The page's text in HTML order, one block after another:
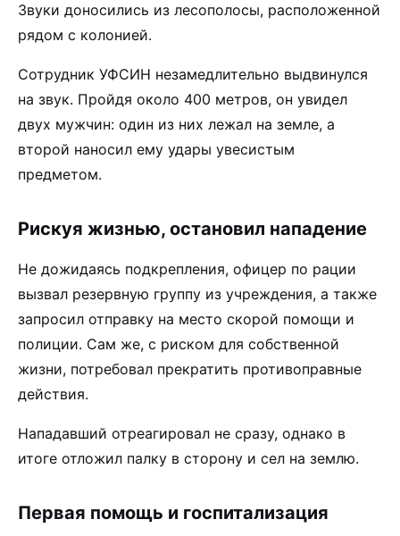
Звуки доносились из лесополосы, расположенной
рядом с колонией.
Сотрудник УФСИН незамедлительно выдвинулся
на звук. Пройдя около 400 метров, он увидел
двух мужчин: один из них лежал на земле, а
второй наносил ему удары увесистым
предметом.
Рискуя жизнью, остановил нападение
Не дожидаясь подкрепления, офицер по рации
вызвал резервную группу из учреждения, а также
запросил отправку на место скорой помощи и
полиции. Сам же, с риском для собственной
жизни, потребовал прекратить противоправные
действия.
Нападавший отреагировал не сразу, однако в
итоге отложил палку в сторону и сел на землю.
Первая помощь и госпитализация